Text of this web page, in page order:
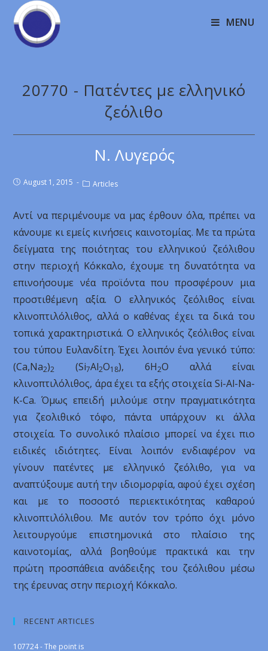
MENU
20770 - Πατέντες με ελληνικό
ζεόλιθο
Ν. Λυγερός
August 1, 2015 Articles
Αντί να περιμένουμε να μας έρθουν όλα, πρέπει να
κάνουμε κι εμείς κινήσεις καινοτομίας. Με τα πρώτα
δείγματα της ποιότητας του ελληνικού ζεόλιθου
στην περιοχή Κόκκαλο, έχουμε τη δυνατότητα να
επινοήσουμε νέα προϊόντα που προσφέρουν μια
προστιθέμενη αξία. Ο ελληνικός ζεόλιθος είναι
κλινοπτιλόλιθος, αλλά ο καθένας έχει τα δικά του
τοπικά χαρακτηριστικά. Ο ελληνικός ζεόλιθος είναι
του τύπου Ευλανδίτη. Έχει λοιπόν ένα γενικό τύπο:
(Ca,Na2)2 (Si7Al2O18), 6H2O αλλά είναι
κλινοπτιλόλιθος, άρα έχει τα εξής στοιχεία Si-Al-Na-
K-Ca. Όμως επειδή μιλούμε στην πραγματικότητα
για ζεολιθικό τόφο, πάντα υπάρχουν κι άλλα
στοιχεία. Το συνολικό πλαίσιο μπορεί να έχει πιο
ειδικές ιδιότητες. Είναι λοιπόν ενδιαφέρον να
γίνουν πατέντες με ελληνικό ζεόλιθο, για να
αναπτύξουμε αυτή την ιδιομορφία, αφού έχει σχέση
και με το ποσοστό περιεκτικότητας καθαρού
κλινοπτιλόλιθου. Με αυτόν τον τρόπο όχι μόνο
λειτουργούμε επιστημονικά στο πλαίσιο της
καινοτομίας, αλλά βοηθούμε πρακτικά και την
πρώτη προσπάθεια ανάδειξης του ζεόλιθου μέσω
της έρευνας στην περιοχή Κόκκαλο.
RECENT ARTICLES
107724 - The point is